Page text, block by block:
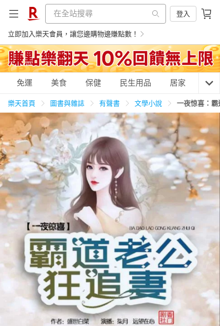
登入
立即加入樂天會員，讓您邊購物邊賺點數！
購物網分類
天天免運 美食蛋糕 養生保健 民生用品
居家生活 3C家電 運動休閒 親子玩具
女裝 男裝 化妝保養
日本購物 電子/紙本書
HOT
免運 美食 保健 民生用品 居家 3C
樂天首頁 圖書與雜誌 有聲書 文學小說 一夜惊喜：